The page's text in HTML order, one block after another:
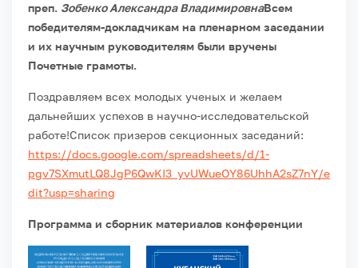
преп. Зобенко Александра ВладимировнаВсем
победителям-докладчикам на пленарном заседании
и их научным руководителям были вручены
Почетные грамоты.
Поздравляем всех молодых ученых и желаем
дальнейших успехов в научно-исследовательской
работе!Список призеров секционных заседаний:
https://docs.google.com/spreadsheets/d/1-
pgv7SXmutLQ8JgP6QwKI3_yvUWueOY86UhhA2sZ7nY/e
dit?usp=sharing
Программа и сборник материалов конференции